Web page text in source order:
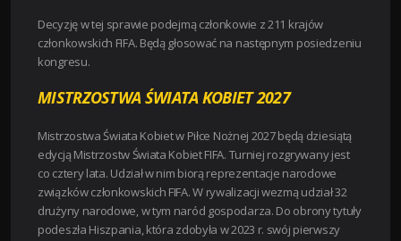
Decyzję w tej sprawie podejmą członkowie z 211 krajów
członkowskich FIFA. Będą głosować na następnym posiedzeniu
kongresu.
MISTRZOSTWA ŚWIATA KOBIET 2027
Mistrzostwa Świata Kobietw Piłce Nożnej 2027 będą dziesiątą
edycją Mistrzostw Świata Kobiet FIFA. Turniej rozgrywany jest
co cztery lata. Udział w nim biorą reprezentacje narodowe
związków członkowskich FIFA. W rywalizacji wezmą udział 32
drużyny narodowe, w tym naród gospodarza. Do obrony tytuły
podeszła Hiszpania, która zdobyła w 2023 r. swój pierwszy